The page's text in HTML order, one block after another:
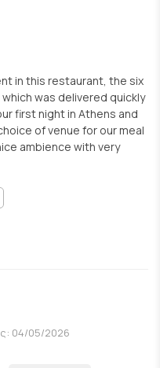
in this restaurant, the six
was delivered quickly
first night in Athens and
of venue for our meal
ambience with very
04/05/2026